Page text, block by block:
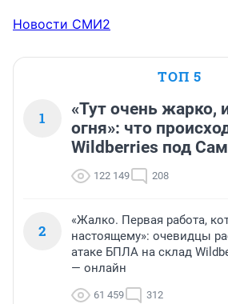
Новости СМИ2
ТОП 5
1
«Тут очень жарко,
огня»: что
Wildberries под
122 149 208
2
«Жалко. Первая работа,
настоящему»: очевидцы
атаке БПЛА на склад
— онлайн
61 459 312